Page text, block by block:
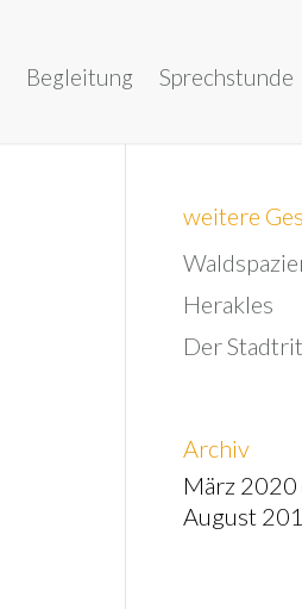
Begleitung Sprechstunde
weitere
Herakles
Der
Archiv
März 2020
August